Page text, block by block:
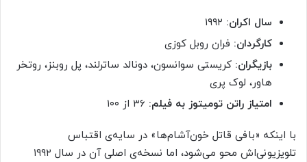
سال اکران: ۱۹۹۲
کارگردان: فران روبل کوزی
بازیگران: کریستی سوانسون، دونالد ساترلند، پل روبنز، روتخر
هاور، لوک پری
امتیاز راتن تومیتوز به فیلم:
با اینکه «بافی قاتل خون‌آشام‌ها» در سایه‌ی اقتباس
تلویزیونی‌اش محو می‌شود، اما نسخه‌ی اصلی آن در سال ۱۹۹۲